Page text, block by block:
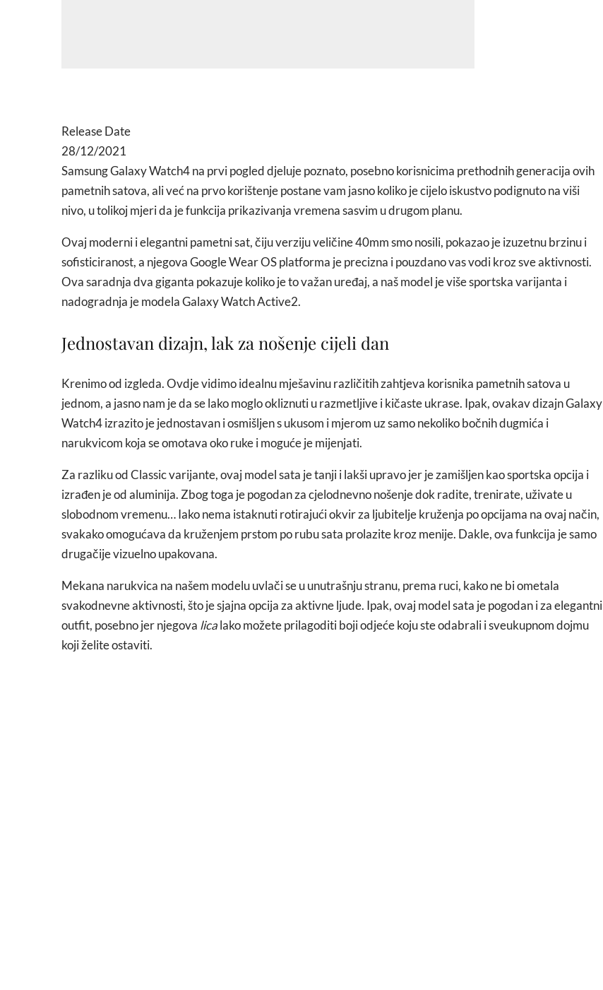
Release Date
28/12/2021
Samsung Galaxy Watch4 na prvi pogled djeluje poznato, posebno korisnicima prethodnih generacija ovih
pametnih satova, ali već na prvo korištenje postane vam jasno koliko je cijelo iskustvo podignuto na viši
nivo, u tolikoj mjeri da je funkcija prikazivanja vremena sasvim u drugom planu.
Ovaj moderni i elegantni pametni sat, čiju verziju veličine 40mm smo nosili, pokazao je izuzetnu brzinu i
sofisticiranost, a njegova Google Wear OS platforma je precizna i pouzdano vas vodi kroz sve aktivnosti.
Ova saradnja dva giganta pokazuje koliko je to važan uređaj, a naš model je više sportska varijanta i
nadogradnja je modela Galaxy Watch Active2.
Jednostavan dizajn, lak za nošenje cijeli dan
Krenimo od izgleda. Ovdje vidimo idealnu mješavinu različitih zahtjeva korisnika pametnih satova u
jednom, a jasno nam je da se lako moglo okliznuti u razmetljive i kičaste ukrase. Ipak, ovakav dizajn Galaxy
Watch4 izrazito je jednostavan i osmišljen s ukusom i mjerom uz samo nekoliko bočnih dugmića i
narukvicom koja se omotava oko ruke i moguće je mijenjati.
Za razliku od Classic varijante, ovaj model sata je tanji i lakši upravo jer je zamišljen kao sportska opcija i
izrađen je od aluminija. Zbog toga je pogodan za cjelodnevno nošenje dok radite, trenirate, uživate u
slobodnom vremenu… Iako nema istaknuti rotirajući okvir za ljubitelje kruženja po opcijama na ovaj način,
svakako omogućava da kruženjem prstom po rubu sata prolazite kroz menije. Dakle, ova funkcija je samo
drugačije vizuelno upakovana.
Mekana narukvica na našem modelu uvlači se u unutrašnju stranu, prema ruci, kako ne bi ometala
svakodnevne aktivnosti, što je sjajna opcija za aktivne ljude. Ipak, ovaj model sata je pogodan i za elegantni
outfit, posebno jer njegova licalako možete prilagoditi boji odjeće koju ste odabrali i sveukupnom dojmu
koji želite ostaviti.